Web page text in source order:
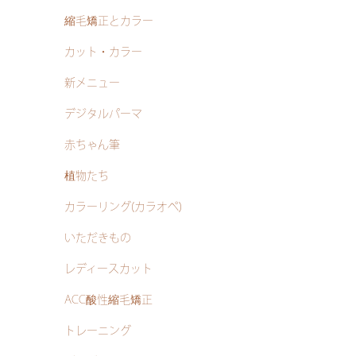
縮毛矯正とカラー
カット・カラー
新メニュー
デジタルパーマ
赤ちゃん筆
植物たち
カラーリング(カラオペ)
いただきもの
レディースカット
ACC酸性縮毛矯正
トレーニング